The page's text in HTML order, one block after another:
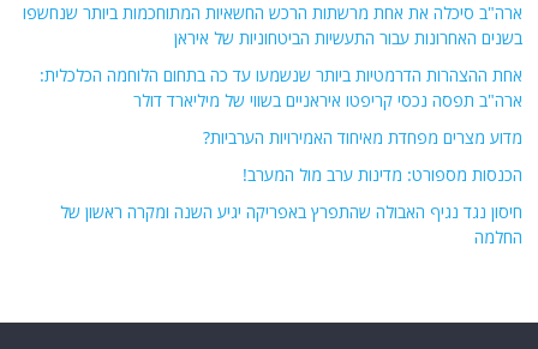
ארה"ב סיכלה את אחת מרשתות הרכש החשאיות המתוחכמות ביותר שנחשפו
בשנים האחרונות עבור התעשיות הביטחוניות של איראן
אחת ההצהרות הדרמטיות ביותר שנשמעו עד כה בתחום הלוחמה הכלכלית:
ארה"ב תפסה נכסי קריפטו איראניים בשווי של מיליארד דולר
מדוע מצרים מפחדת מאיחוד האמירויות הערביות?
הכנסות מספורט: מדינות ערב מול המערב!
חיסון נגד נגיף האבולה שהתפרץ באפריקה יגיע השנה ומקרה ראשון של
החלמה